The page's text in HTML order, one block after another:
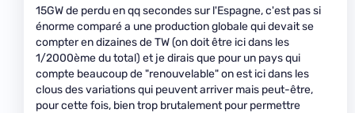
15GW de perdu en qq secondes sur l'Espagne, c'est pas si
énorme comparé a une production globale qui devait se
compter en dizaines de TW (on doit être ici dans les
1/2000ème du total) et je dirais que pour un pays qui
compte beaucoup de "renouvelable" on est ici dans les
clous des variations qui peuvent arriver mais peut-être,
pour cette fois, bien trop brutalement pour permettre